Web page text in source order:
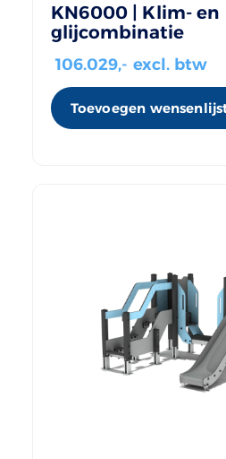
KN6000 | Klim- en
glijcombinatie
106.029,- excl. btw
Toevoegen